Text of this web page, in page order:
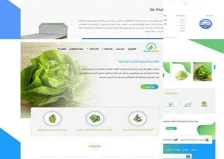
مؤسسة رتيل الخرج الزراعية
التفاصيل